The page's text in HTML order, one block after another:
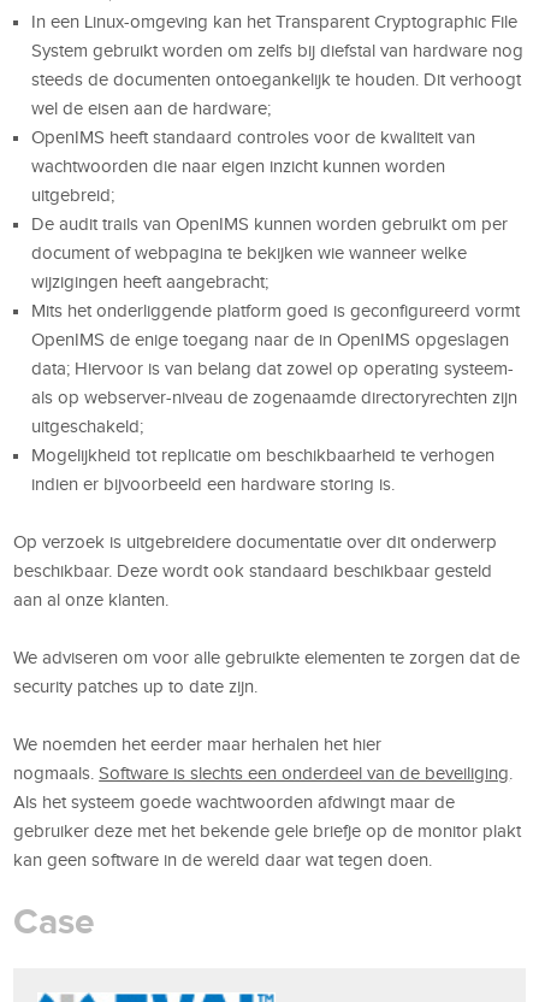
In een Linux-omgeving kan het Transparent Cryptographic File
System gebruikt worden om zelfs bij diefstal van hardware nog
steeds de documenten ontoegankelijk te houden. Dit verhoogt
wel de eisen aan de hardware;
OpenIMS heeft standaard controles voor de kwaliteit van
wachtwoorden die naar eigen inzicht kunnen worden
uitgebreid;
De audit trails van OpenIMS kunnen worden gebruikt om per
document of webpagina te bekijken wie wanneer welke
wijzigingen heeft aangebracht;
Mits het onderliggende platform goed is geconfigureerd vormt
OpenIMS de enige toegang naar de in OpenIMS opgeslagen
data; Hiervoor is van belang dat zowel op operating systeem-
als op webserver-niveau de zogenaamde directoryrechten zijn
uitgeschakeld;
Mogelijkheid tot replicatie om beschikbaarheid te verhogen
indien er bijvoorbeeld een hardware storing is.
Op verzoek is uitgebreidere documentatie over dit onderwerp
beschikbaar. Deze wordt ook standaard beschikbaar gesteld
aan al onze klanten.
We adviseren om voor alle gebruikte elementen te zorgen dat de
security patches up to date zijn.
We noemden het eerder maar herhalen het hier
nogmaals.Software is slechts een onderdeel van de beveiliging
Als het systeem goede wachtwoorden afdwingt maar de
gebruiker deze met het bekende gele briefje op de monitor plakt
kan geen software in de wereld daar wat tegen doen.
Case